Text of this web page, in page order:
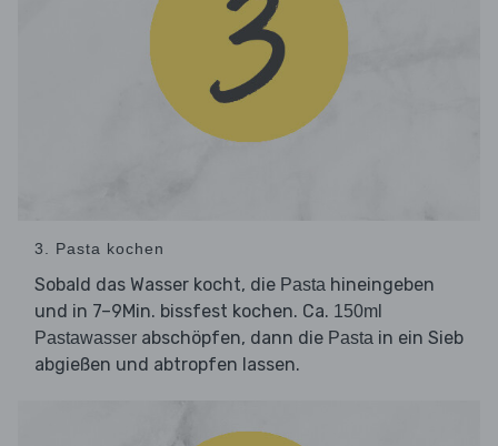
3. Pasta kochen
Sobald das Wasser kocht, die Pasta hineingeben
und in 7–9Min. bissfest kochen. Ca. 150ml
Pastawasser abschöpfen, dann die Pasta in ein Sieb
abgießen und abtropfen lassen.